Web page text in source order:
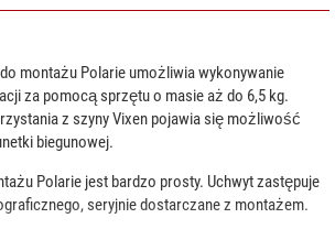
montażu Polarie umożliwia wykonywanie
za pomocą sprzętu o masie aż do 6,5 kg.
z szyny Vixen pojawia się możliwość
biegunowej.
Polarie jest bardzo prosty. Uchwyt zastępuje
seryjnie dostarczane z montażem.